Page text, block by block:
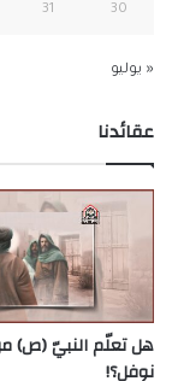
30
31
« يوليو
عقائدنا
هل تعلّم النبيّ (ص)
نوفل؟!